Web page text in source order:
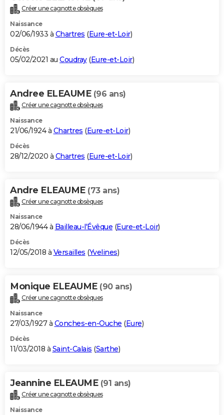
Bricolage
Lifestyle
Culture
Sport
Auto
Television
Voyage
CinemaCréer une cagnotte obsèques
Naissance
02/06/1933 à Chartres (Eure-et-Loir)
Décès
05/02/2021 au Coudray(Eure-et-Loir)
Andree ELEAUME (96 ans)
Créer une cagnotte obsèques
Naissance
21/06/1924 à Chartres (Eure-et-Loir)
Décès
28/12/2020 à Chartres (Eure-et-Loir)
Andre ELEAUME (73 ans)
Créer une cagnotte obsèques
Naissance
28/06/1944 à Bailleau-l'Évêque (Eure-et-Loir)
Décès
12/05/2018 à Versailles (Yvelines)
Monique ELEAUME (90 ans)
Créer une cagnotte obsèques
Naissance
27/03/1927 à Conches-en-Ouche (Eure)
Décès
11/03/2018 à Saint-Calais (Sarthe)
Jeannine ELEAUME (91 ans)
Créer une cagnotte obsèques
Naissance